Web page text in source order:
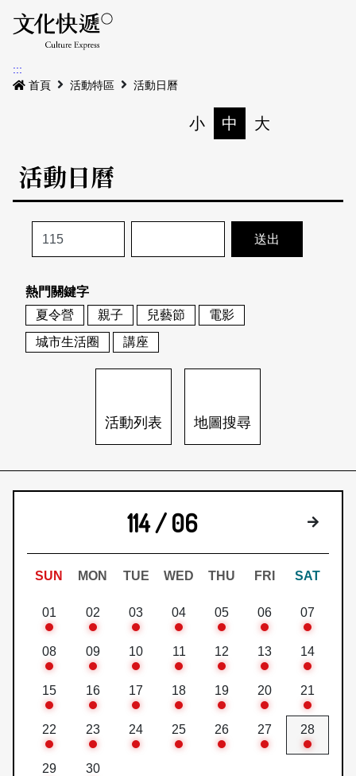
最新公告
本期專題
歷史專題
活動特區
活動列表
地圖搜尋
關於我們
關於我們
刊物索取地點
會員基本資料
刊登活動
網站導覽 English
日本語 登入/註冊
:::
首頁
活動特區 活動日曆
小 中 大
活動日曆
熱門關鍵字
夏令營
親子 兒藝節
電影
城市生活圈
講座
活動列表 地圖搜尋
114 / 06 下個月
SUN MON TUE WED THU FRI SAT
01 02 03 04 05 06 07
08 09 10 11 12 13 14
15 16 17 18 19 20 21
22 23 24 25 26 27 28
29 30